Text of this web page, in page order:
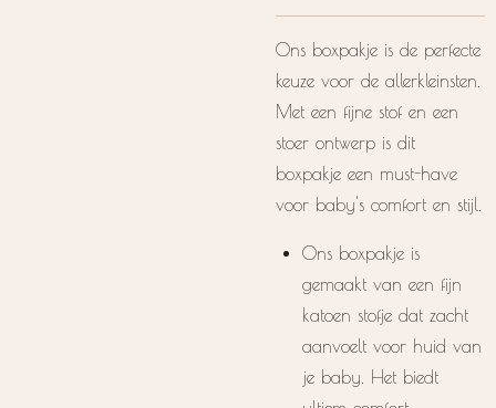
Ons boxpakje is de perfecte
keuze voor de allerkleinsten.
Met een fijne stof en een
stoer ontwerp is dit
boxpakje een must-have
voor baby's comfort en stijl.
Ons boxpakje is
gemaakt van een fijn
katoen stofje dat zacht
aanvoelt voor huid van
je baby. Het biedt